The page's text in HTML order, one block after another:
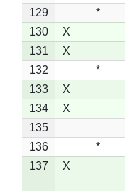
129
*
130
X
131
X
132
*
133
X
134
X
135
136
*
137
X